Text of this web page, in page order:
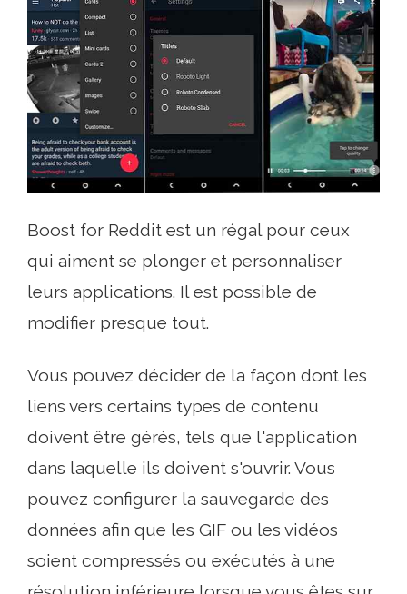
Boost for Reddit est un régal pour ceux
qui aiment se plonger et personnaliser
leurs applications. Il est possible de
modifier presque tout.
Vous pouvez décider de la façon dont les
liens vers certains types de contenu
doivent être gérés, tels que l'application
dans laquelle ils doivent s'ouvrir. Vous
pouvez configurer la sauvegarde des
données afin que les GIF ou les vidéos
soient compressés ou exécutés à une